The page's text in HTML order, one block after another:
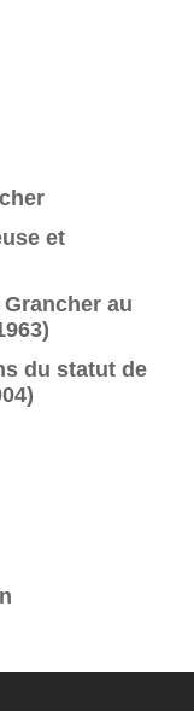
et
au
du statut de